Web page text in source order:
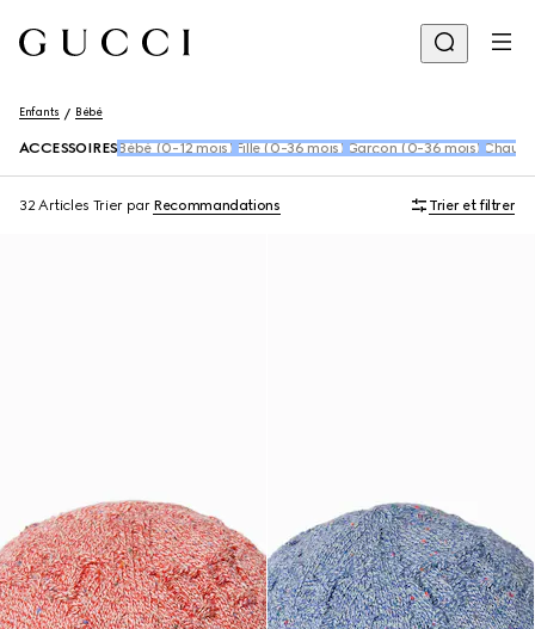
Enfants Bébé
ACCESSOIRES Bébé (0-12 mois) Fille (0-36 mois) Garçon (0-36 mois)
32 Articles Trier par Recommandations Trier et filtrer